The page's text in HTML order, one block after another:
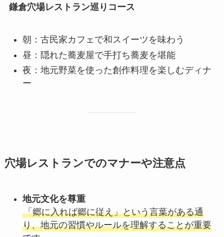
鎌倉穴場レストラン巡りコース
朝：古民家カフェで和スイーツを味わう
昼：隠れた蕎麦屋で手打ち蕎麦を堪能
夜：地元野菜を使った創作料理を楽しむディナ
ー
穴場レストランでのマナーや注意点
地元文化を尊重
「郷に入れば郷に従え」という言葉がある通
り、地元の習慣やルールを理解することが重要